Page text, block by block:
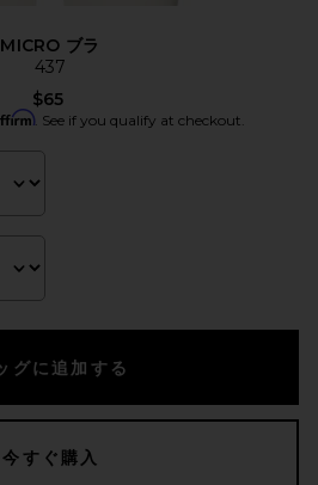
MICRO ブラ
437
$65
. See if you qualify at checkout.
グに追加する
今すぐ購入